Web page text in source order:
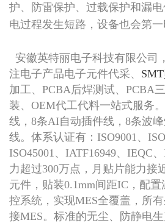
护、防雷保护、过载保护和漏
电过程发生短路，设备也会第一
安徽英特丽电子科技有限公司
注电子产品电子元件代采、
加工、PCBA后焊测试、PCBA
装、OEM代工代料一站式服务
线，8条AI自动插件线，8条波
线。体系认证有：ISO9001、
ISO45001、IATF16949、IEQC
力超过300万点，月贴片能力接
元件，贴装0.1mm间距IC，配
控系统，实现MES全覆盖，所
接MES。标准的无尘、防静电